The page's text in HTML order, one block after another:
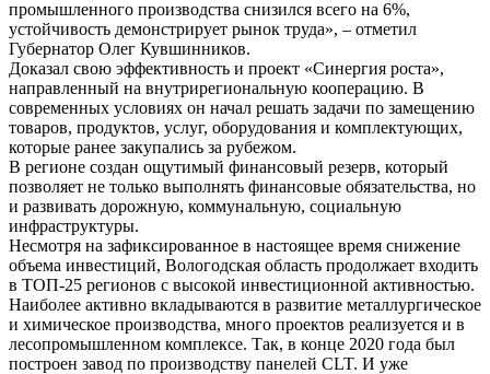
промышленного производства снизился всего на 6%,
устойчивость демонстрирует рынок труда», – отметил
Губернатор Олег Кувшинников.
Доказал свою эффективность и проект «Синергия роста»,
направленный на внутрирегиональную кооперацию. В
современных условиях он начал решать задачи по замещению
товаров, продуктов, услуг, оборудования и комплектующих,
которые ранее закупались за рубежом.
В регионе создан ощутимый финансовый резерв, который
позволяет не только выполнять финансовые обязательства, но
и развивать дорожную, коммунальную, социальную
инфраструктуры.
Несмотря на зафиксированное в настоящее время снижение
объема инвестиций, Вологодская область продолжает входить
в ТОП-25 регионов с высокой инвестиционной активностью.
Наиболее активно вкладываются в развитие металлургическое
и химическое производства, много проектов реализуется и в
лесопромышленном комплексе. Так, в конце 2020 года был
построен завод по производству панелей CLT. И уже